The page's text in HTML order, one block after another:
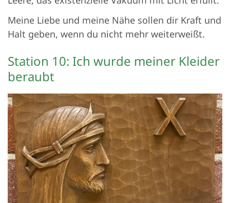
Meine Liebe und meine Nähe sollen dir Kraft und
Halt geben, wenn du nicht mehr weiterweißt.
Station 10: Ich wurde meiner Kleider
beraubt